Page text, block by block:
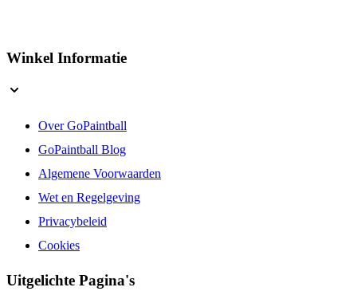
Winkel Informatie
Over GoPaintball
GoPaintball Blog
Algemene Voorwaarden
Wet en Regelgeving
Privacybeleid
Cookies
Uitgelichte Pagina's